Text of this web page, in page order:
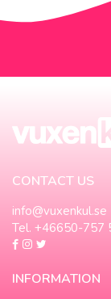
CONTACT US
info@vuxenkul.se
Tel. +46650-757
INFORMATION